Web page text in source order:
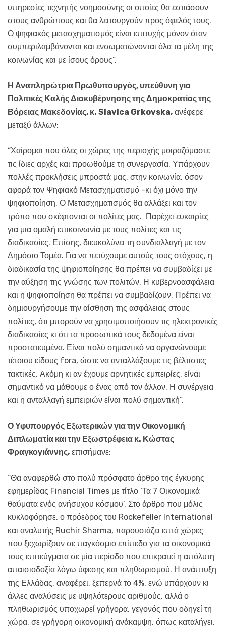
υπηρεσίες τεχνητής νοημοσύνης οι οποίες θα εστιάσουν
στους ανθρώπους και θα λειτουργούν προς όφελός τους.
Ο ψηφιακός μετασχηματισμός είναι επιτυχής μόνον όταν
συμπεριλαμβάνονται και ενσωματώνονται όλα τα μέλη της
κοινωνίας και με ίσους όρους”.
Η Αναπληρώτρια Πρωθυπουργός, υπεύθυνη για
Πολιτικές Καλής Διακυβέρνησης της Δημοκρατίας της
Βόρειας Μακεδονίας, κ. Slavica Grkovska, ανέφερε
μεταξύ άλλων:
“Χαίρομαι που όλες οι χώρες της περιοχής μοιραζόμαστε
τις ίδιες αρχές και προωθούμε τη συνεργασία. Υπάρχουν
πολλές προκλήσεις μπροστά μας, στην κοινωνία, όσον
αφορά τον Ψηφιακό Μετασχηματισμό -κι όχι μόνο την
ψηφιοποίηση. Ο Μετασχηματισμός θα αλλάξει και τον
τρόπο που σκέφτονται οι πολίτες μας. Παρέχει ευκαιρίες
για μια ομαλή επικοινωνία με τους πολίτες και τις
διαδικασίες. Επίσης, διευκολύνει τη συνδιαλλαγή με τον
Δημόσιο Τομέα. Για να πετύχουμε αυτούς τους στόχους, η
διαδικασία της ψηφιοποίησης θα πρέπει να συμβαδίζει με
την αύξηση της γνώσης των πολιτών. Η κυβερνοασφάλεια
και η ψηφιοποίηση θα πρέπει να συμβαδίζουν. Πρέπει να
δημιουργήσουμε την αίσθηση της ασφάλειας στους
πολίτες, ότι μπορούν να χρησιμοποιήσουν τις ηλεκτρονικές
διαδικασίες κι ότι τα προσωπικά τους δεδομένα είναι
προστατευμένα. Είναι πολύ σημαντικό να οργανώνουμε
τέτοιου είδους fora, ώστε να ανταλλάξουμε τις βέλτιστες
τακτικές. Ακόμη κι αν έχουμε αρνητικές εμπειρίες, είναι
σημαντικό να μάθουμε ο ένας από τον άλλον. Η συνέργεια
και η ανταλλαγή εμπειριών είναι πολύ σημαντική”.
Ο Υφυπουργός Εξωτερικών για την Οικονομική
Διπλωματία και την Εξωστρέφεια κ. Κώστας
Φραγκογιάννης, επισήμανε:
“Θα αναφερθώ στο πολύ πρόσφατο άρθρο της έγκυρης
εφημερίδας Financial Times με τίτλο ‘Τα 7 Οικονομικά
θαύματα ενός ανήσυχου κόσμου’. Στο άρθρο που μόλις
κυκλοφόρησε, ο πρόεδρος του Rockefeller International
και αναλυτής Ruchir Sharma, παρουσιάζει επτά χώρες
που ξεχωρίζουν σε παγκόσμιο επίπεδο για τα οικονομικά
τους επιτεύγματα σε μία περίοδο που επικρατεί η απόλυτη
απαισιοδοξία λόγω ύφεσης και πληθωρισμού. Η ανάπτυξη
της Ελλάδας, αναφέρει, ξεπερνά το 4%, ενώ υπάρχουν κι
άλλες αναλύσεις με υψηλότερους αριθμούς, αλλά ο
πληθωρισμός υποχωρεί γρήγορα, γεγονός που οδηγεί τη
χώρα, σε γρήγορη οικονομική ανάκαμψη, όπως καταλήγει.